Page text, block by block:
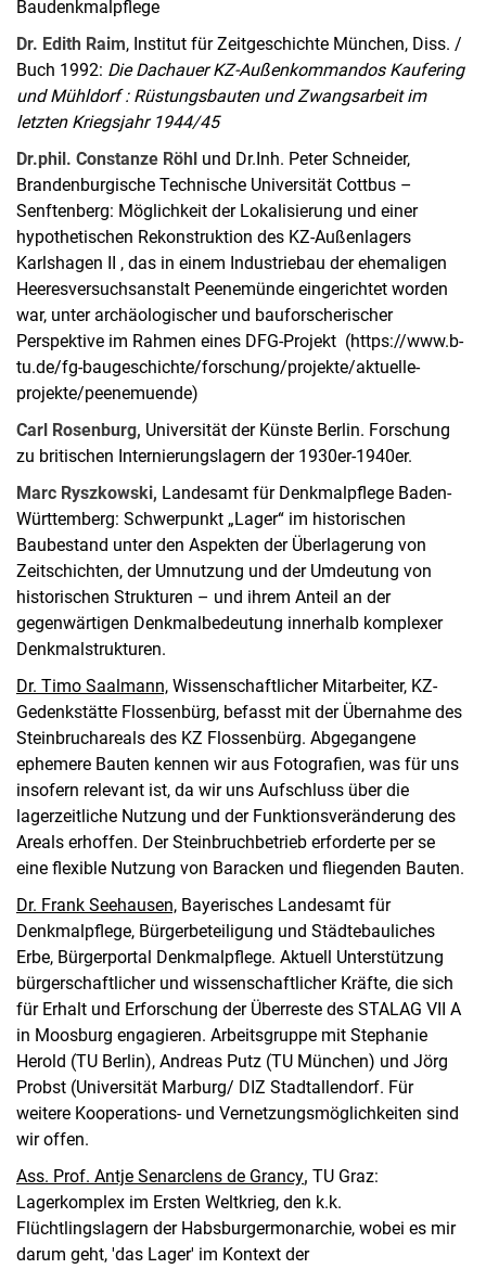
Baudenkmalpflege
Dr. Edith Raim, Institut für Zeitgeschichte München, Diss. /
Buch 1992: Die Dachauer KZ-Außenkommandos Kaufering
und Mühldorf : Rüstungsbauten und Zwangsarbeit im
letzten Kriegsjahr 1944/45
Dr.phil. Constanze Röhl und Dr.Inh. Peter Schneider,
Brandenburgische Technische Universität Cottbus –
Senftenberg: Möglichkeit der Lokalisierung und einer
hypothetischen Rekonstruktion des KZ-Außenlagers
Karlshagen II , das in einem Industriebau der ehemaligen
Heeresversuchsanstalt Peenemünde eingerichtet worden
war, unter archäologischer und bauforscherischer
Perspektive im Rahmen eines DFG-Projekt (https://www.b-
tu.de/fg-baugeschichte/forschung/projekte/aktuelle-
projekte/peenemuende)
Carl Rosenburg, Universität der Künste Berlin. Forschung
zu britischen Internierungslagern der 1930er-1940er.
Marc Ryszkowski, Landesamt für Denkmalpflege Baden-
Württemberg: Schwerpunkt „Lager“ im historischen
Baubestand unter den Aspekten der Überlagerung von
Zeitschichten, der Umnutzung und der Umdeutung von
historischen Strukturen – und ihrem Anteil an der
gegenwärtigen Denkmalbedeutung innerhalb komplexer
Denkmalstrukturen.
Dr. Timo Saalmann, Wissenschaftlicher Mitarbeiter, KZ-
Gedenkstätte Flossenbürg, befasst mit der Übernahme des
Steinbruchareals des KZ Flossenbürg. Abgegangene
ephemere Bauten kennen wir aus Fotografien, was für uns
insofern relevant ist, da wir uns Aufschluss über die
lagerzeitliche Nutzung und der Funktionsveränderung des
Areals erhoffen. Der Steinbruchbetrieb erforderte per se
eine flexible Nutzung von Baracken und fliegenden Bauten.
Dr. Frank Seehausen, Bayerisches Landesamt für
Denkmalpflege, Bürgerbeteiligung und Städtebauliches
Erbe, Bürgerportal Denkmalpflege. Aktuell Unterstützung
bürgerschaftlicher und wissenschaftlicher Kräfte, die sich
für Erhalt und Erforschung der Überreste des STALAG VII A
in Moosburg engagieren. Arbeitsgruppe mit Stephanie
Herold (TU Berlin), Andreas Putz (TU München) und Jörg
Probst (Universität Marburg/ DIZ Stadtallendorf. Für
weitere Kooperations- und Vernetzungsmöglichkeiten sind
wir offen.
Ass. Prof. Antje Senarclens de Grancy, TU Graz:
Lagerkomplex im Ersten Weltkrieg, den k.k.
Flüchtlingslagern der Habsburgermonarchie, wobei es mir
darum geht, 'das Lager' im Kontext der